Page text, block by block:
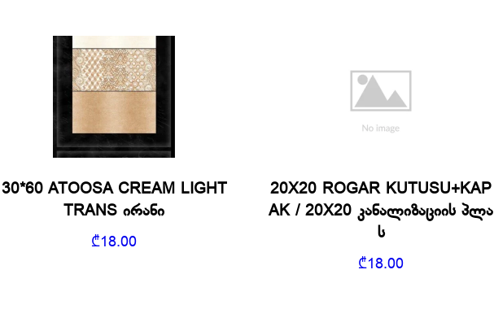
30*60 ATOOSA CREAM LIGHT
TRANS ირანი
₾18.00
20X20 ROGAR KUTUSU+KAP
AK / 20X20 კანალიზაციის პლა
ს
₾18.00